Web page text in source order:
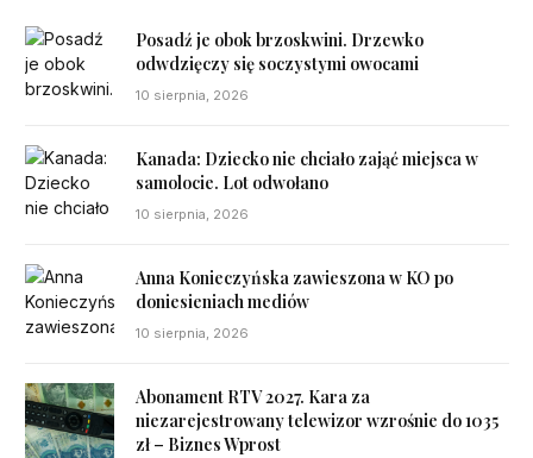
Posadź je obok brzoskwini. Drzewko
odwdzięczy się soczystymi owocami
10 sierpnia, 2026
Kanada: Dziecko nie chciało zająć miejsca w
samolocie. Lot odwołano
10 sierpnia, 2026
Anna Konieczyńska zawieszona w KO po
doniesieniach mediów
10 sierpnia, 2026
Abonament RTV 2027. Kara za
niezarejestrowany telewizor wzrośnie do 1035
zł – Biznes Wprost